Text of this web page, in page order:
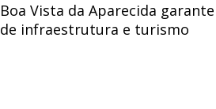
Boa Vista da Aparecida
de infraestrutura e turismo